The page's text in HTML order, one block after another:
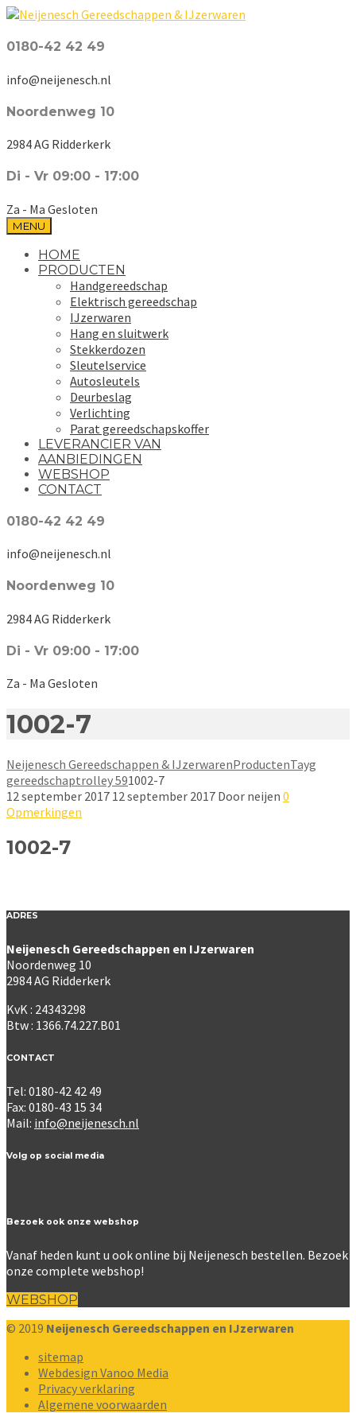
0180-42 42 49
info@neijenesch.nl
Noordenweg 10
2984 AG Ridderkerk
Di - Vr 09:00 - 17:00
Za - Ma Gesloten
MENU
HOME
PRODUCTEN
Handgereedschap
Elektrisch gereedschap
IJzerwaren
Hang en sluitwerk
Stekkerdozen
Sleutelservice
Autosleutels
Deurbeslag
Verlichting
Parat gereedschapskoffer
LEVERANCIER VAN
AANBIEDINGEN
WEBSHOP
CONTACT
0180-42 42 49
info@neijenesch.nl
Noordenweg 10
2984 AG Ridderkerk
Di - Vr 09:00 - 17:00
Za - Ma Gesloten
1002-7
Neijenesch Gereedschappen & IJzerwarenProductenTayg
gereedschaptrolley 591002-7
12 september 2017 12 september 2017 Door neijen 0
Opmerkingen
1002-7
ADRES
Neijenesch Gereedschappen en IJzerwaren
Noordenweg 10
2984 AG Ridderkerk
KvK : 24343298
Btw : 1366.74.227.B01
CONTACT
Tel: 0180-42 42 49
Fax: 0180-43 15 34
Mail: info@neijenesch.nl
Volg op social media
Bezoek ook onze webshop
Vanaf heden kunt u ook online bij Neijenesch bestellen. Bezoek
onze complete webshop!
WEBSHOP
© 2019 Neijenesch Gereedschappen en IJzerwaren
sitemap
Webdesign Vanoo Media
Privacy verklaring
Algemene voorwaarden